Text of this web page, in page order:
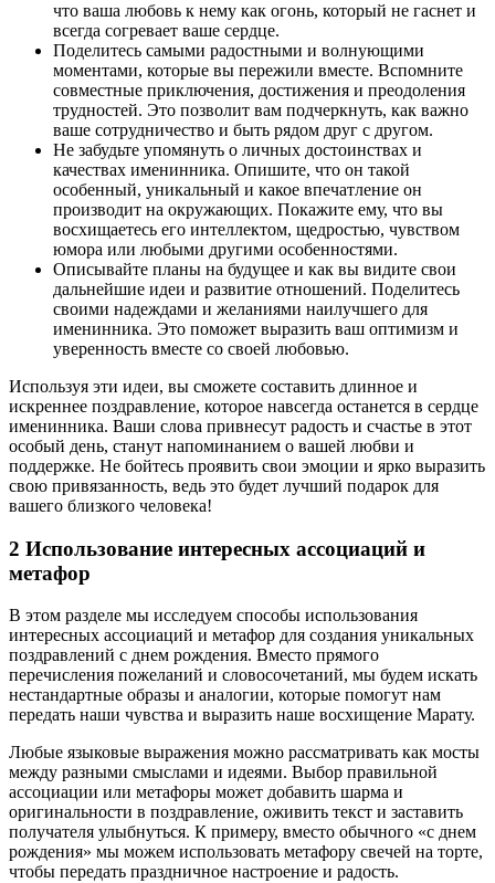
что ваша любовь к нему как огонь, который не гаснет и
всегда согревает ваше сердце.
Поделитесь самыми радостными и волнующими
моментами, которые вы пережили вместе. Вспомните
совместные приключения, достижения и преодоления
трудностей. Это позволит вам подчеркнуть, как важно
ваше сотрудничество и быть рядом друг с другом.
Не забудьте упомянуть о личных достоинствах и
качествах именинника. Опишите, что он такой
особенный, уникальный и какое впечатление он
производит на окружающих. Покажите ему, что вы
восхищаетесь его интеллектом, щедростью, чувством
юмора или любыми другими особенностями.
Описывайте планы на будущее и как вы видите свои
дальнейшие идеи и развитие отношений. Поделитесь
своими надеждами и желаниями наилучшего для
именинника. Это поможет выразить ваш оптимизм и
уверенность вместе со своей любовью.
Используя эти идеи, вы сможете составить длинное и
искреннее поздравление, которое навсегда останется в сердце
именинника. Ваши слова привнесут радость и счастье в этот
особый день, станут напоминанием о вашей любви и
поддержке. Не бойтесь проявить свои эмоции и ярко выразить
свою привязанность, ведь это будет лучший подарок для
вашего близкого человека!
2 Использование интересных ассоциаций и
метафор
В этом разделе мы исследуем способы использования
интересных ассоциаций и метафор для создания уникальных
поздравлений с днем рождения. Вместо прямого
перечисления пожеланий и словосочетаний, мы будем искать
нестандартные образы и аналогии, которые помогут нам
передать наши чувства и выразить наше восхищение Марату.
Любые языковые выражения можно рассматривать как мосты
между разными смыслами и идеями. Выбор правильной
ассоциации или метафоры может добавить шарма и
оригинальности в поздравление, оживить текст и заставить
получателя улыбнуться. К примеру, вместо обычного «с днем
рождения» мы можем использовать метафору свечей на торте,
чтобы передать праздничное настроение и радость.